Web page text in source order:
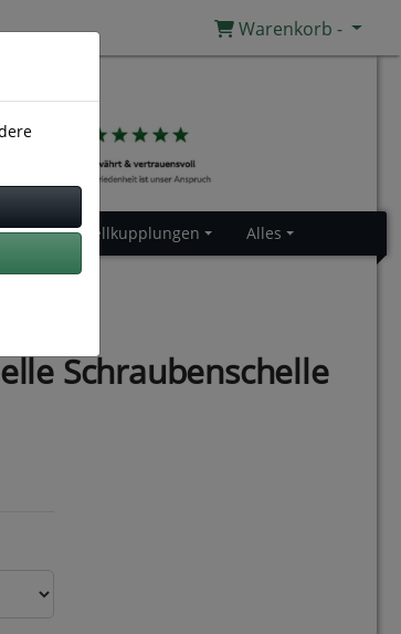
Warenkorb -
Schnellkupplungen Alles
Schraubenschelle